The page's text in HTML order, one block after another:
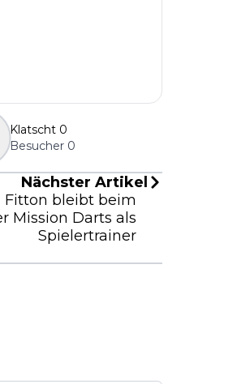
Klatscht 0
Besucher 0
Nächster Artikel
Fitton bleibt beim
Mission Darts als
Spielertrainer